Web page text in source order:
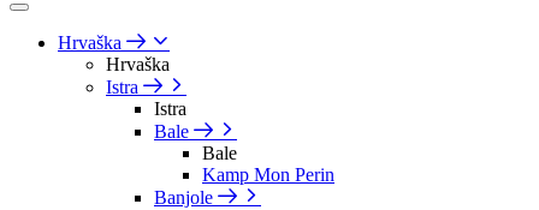
Hrvaška
Hrvaška
Istra
Istra
Bale
Bale
Kamp Mon Perin
Banjole